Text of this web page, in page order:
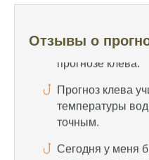
Отзывы о
точным.
благодаря
Прогноз клева на
рыбалки в